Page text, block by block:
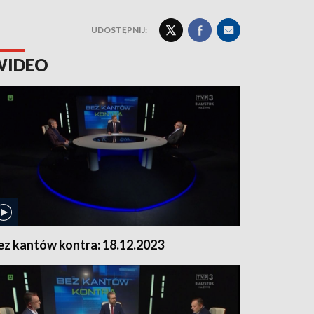
UDOSTĘPNIJ:
kantów kontra: 18.12.2023